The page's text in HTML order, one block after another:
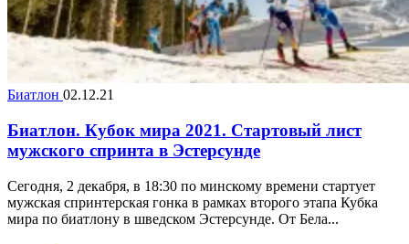
Биатлон 02.12.21
Биатлон. Кубок мира 2021. Стартовый лист
мужского спринта в Эстерсунде
Сегодня, 2 декабря, в 18:30 по минскому времени стартует
мужская спринтерская гонка в рамках второго этапа Кубка
мира по биатлону в шведском Эстерсунде. От Бела...